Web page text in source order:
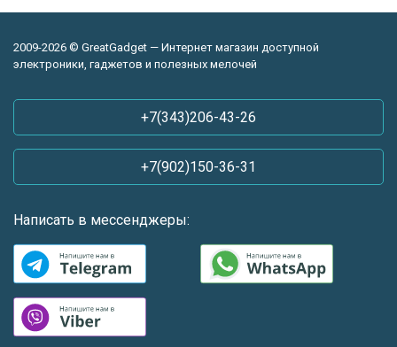
2009-2026 © GreatGadget — Интернет магазин доступной
электроники, гаджетов и полезных мелочей
+7(343)206-43-26
+7(902)150-36-31
Написать в мессенджеры: